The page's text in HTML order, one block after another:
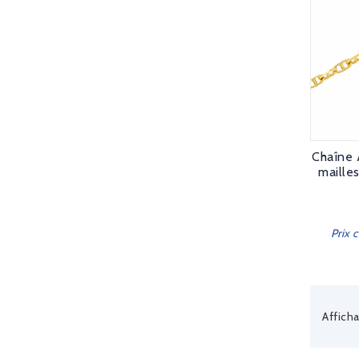
Chaîne
Prix